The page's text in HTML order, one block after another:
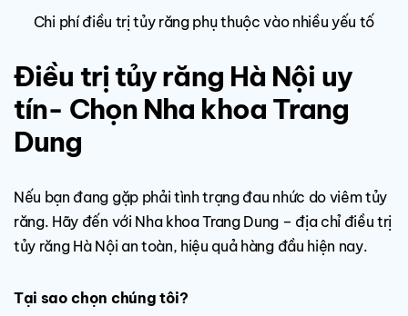
Chi phí điều trị tủy răng phụ thuộc vào nhiều yếu tố
Điều trị tủy răng Hà Nội uy
tín- Chọn Nha khoa Trang
Dung
Nếu bạn đang gặp phải tình trạng đau nhức do viêm tủy
răng. Hãy đến với Nha khoa Trang Dung – địa chỉ điều trị
tủy răng Hà Nội an toàn, hiệu quả hàng đầu hiện nay.
Tại sao chọn chúng tôi?